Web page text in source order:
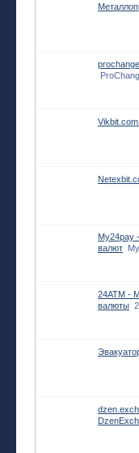
My24pay
валют
24ATM -
валюты